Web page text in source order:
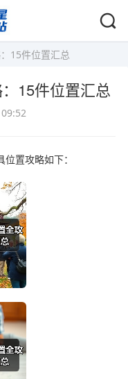
15件位置汇总
15件位置汇总
置攻略如下：